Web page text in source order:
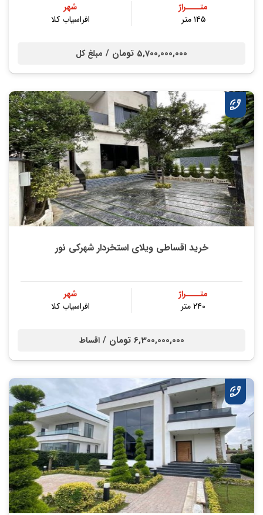
متــــراژ
۱۴۵ متر
شهر
افراسیاب کلا
5,700,000,000 تومان / مبلغ کل
خرید اقساطی ویلای استخردار شهرکی نور
متــــراژ
۲۴۰ متر
شهر
افراسیاب کلا
6,300,000,000 تومان / اقساط